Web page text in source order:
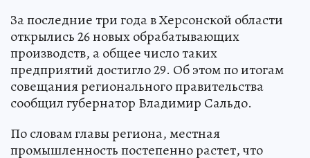
За последние три года в Херсонской области
открылись 26 новых обрабатывающих
производств, а общее число таких
предприятий достигло 29. Об этом по итогам
совещания регионального правительства
сообщил губернатор Владимир Сальдо.
По словам главы региона, местная
промышленность постепенно растет, что